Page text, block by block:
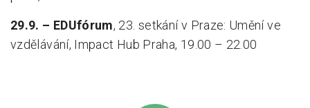
29.9. – EDUfórum, 23. setkání v Praze: Umění ve
vzdělávání, Impact Hub Praha, 19.00 – 22.00